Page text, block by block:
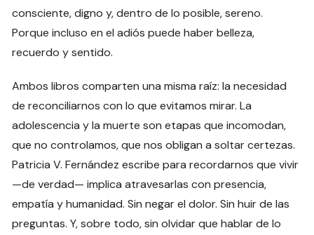
consciente, digno y, dentro de lo posible, sereno.
Porque incluso en el adiós puede haber belleza,
recuerdo y sentido.
Ambos libros comparten una misma raíz: la necesidad
de reconciliarnos con lo que evitamos mirar. La
adolescencia y la muerte son etapas que incomodan,
que no controlamos, que nos obligan a soltar certezas.
Patricia V. Fernández escribe para recordarnos que vivir
—de verdad— implica atravesarlas con presencia,
empatía y humanidad. Sin negar el dolor. Sin huir de las
preguntas. Y, sobre todo, sin olvidar que hablar de lo